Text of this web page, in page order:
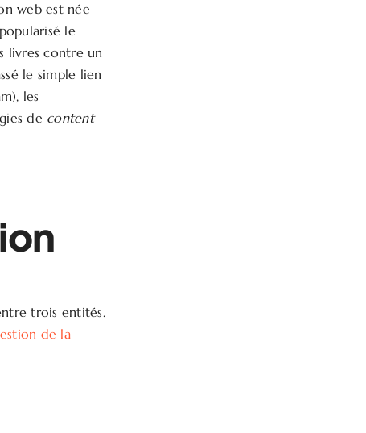
web est née
le
livres contre un
le simple lien
les
de content
trois entités.
de la